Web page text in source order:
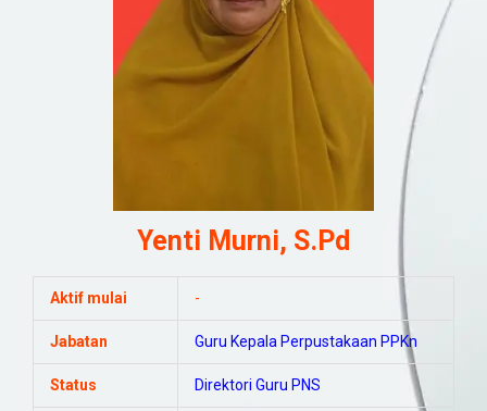
Yenti Murni, S.Pd
Aktif mulai -
Jabatan Guru Kepala Perpustakaan PPKn
Status Direktori Guru PNS